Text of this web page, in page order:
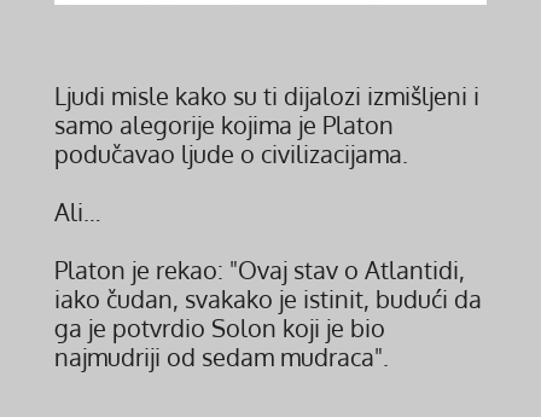
Ljudi misle kako su ti dijalozi izmišljeni i
samo alegorije kojima je Platon
podučavao ljude o civilizacijama.
Ali…
Platon je rekao: "Ovaj stav o Atlantidi,
iako čudan, svakako je istinit, budući da
ga je potvrdio Solon koji je bio
najmudriji od sedam mudraca".